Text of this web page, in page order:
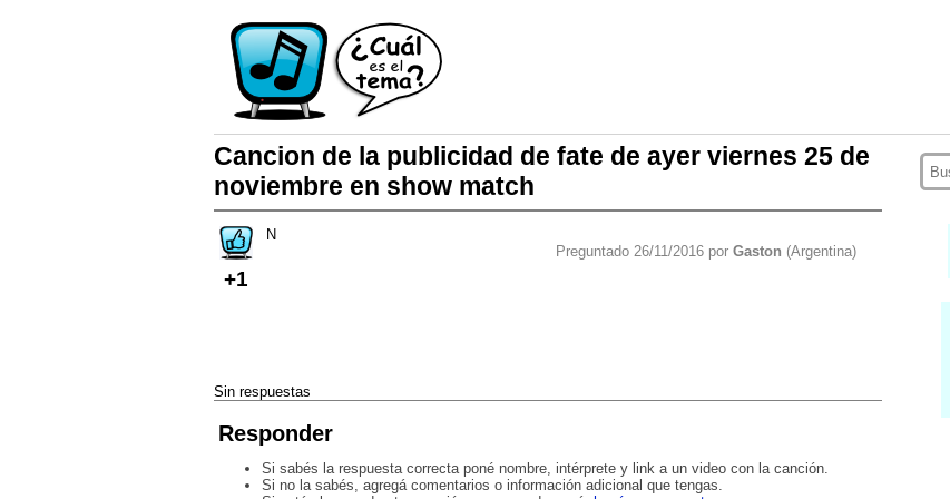
Cancion de la publicidad de fate de ayer viernes 25 de
noviembre en show match
+1
N
Preguntado 26/11/2016 por Gaston (Argentina)
Sin respuestas
Responder
Si sabés la respuesta correcta poné nombre, intérprete y link a un video con la canción.
Si no la sabés, agregá comentarios o información adicional que tengas.